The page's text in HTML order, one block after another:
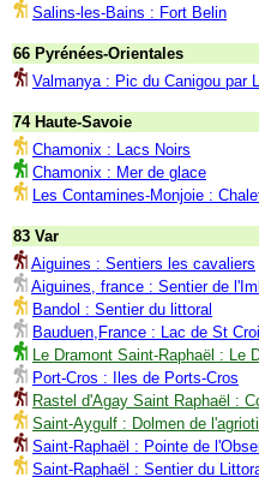
Salins-les-Bains : Fort Belin
66 Pyrénées-Orientales
Valmanya : Pic du Canigou par
74 Haute-Savoie
Chamonix : Lacs Noirs
Chamonix : Mer de glace
Les Contamines-Monjoie :
83 Var
Aiguines : Sentiers les cavaliers
Aiguines, france : Sentier de
Bandol : Sentier du littoral
Bauduen,France : Lac de St
Le Dramont Saint-Raphaël : Le
Port-Cros : Iles de Ports-Cros
Rastel d'Agay Saint Raphaël :
Saint-Aygulf : Dolmen de
Saint-Raphaël : Pointe de
Saint-Raphaël : Sentier du